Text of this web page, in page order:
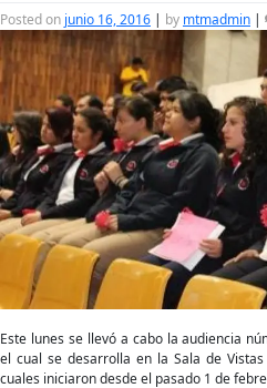
Posted on junio 16, 2016 | by mtmadmin |
Este lunes se llevó a cabo la audiencia
el cual se desarrolla en la Sala de
cuales iniciaron desde el pasado 1 de